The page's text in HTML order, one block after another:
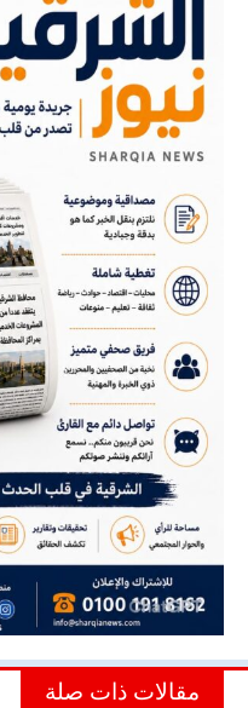
مقالات ذات صلة